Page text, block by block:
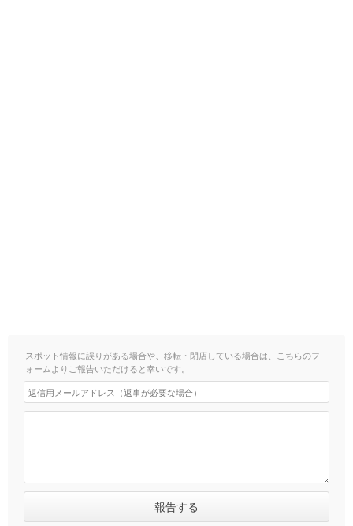
スポット情報に誤りがある場合や、移転・閉店している場合は、こちらのフ
ォームよりご報告いただけると幸いです。